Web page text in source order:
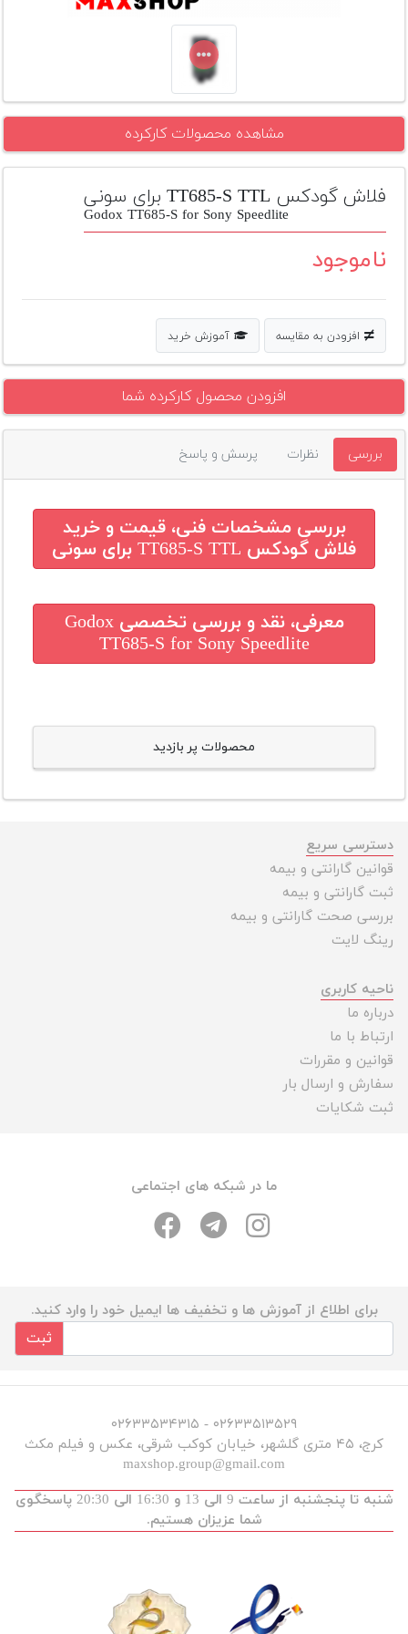
دست
دوم
قیمت
مشاهده محصولات کارکرده
فلاش گودکس TT685-S TTL برای سونی
Godox TT685-S for Sony Speedlite
ناموجود
افزودن به مقایسه آموزش خرید
افزودن محصول کارکرده شما
بررسی نظرات پرسش و پاسخ
بررسی مشخصات فنی، قیمت و خرید
فلاش گودکس TT685-S TTL برای سونی
معرفی، نقد و بررسی تخصصیGodox
TT685-S for Sony Speedlite
محصولات پر بازدید
دسترسی سریع
قوانین گارانتی و بیمه
ثبت گارانتی و بیمه
بررسی صحت گارانتی و بیمه
رینگ لایت
ناحیه کاربری
درباره ما
ارتباط با ما
قوانین و مقررات
سفارش و ارسال بار
ثبت شکایات
ما در شبکه های اجتماعی
برای اطلاع از آموزش ها و تخفیف ها ایمیل خود را وارد کنید.
ثبت
۰۲۶۳۳۵۱۳۵۲۹ - ۰۲۶۳۳۵۳۴۳۱۵
کرج، ۴۵ متری گلشهر، خیابان کوکب شرقی، عکس و فیلم مکث
maxshop.group@gmail.com
شنبه تا پنجشنبه از ساعت 9 الی 13 و 16:30 الی 20:30 پاسخگوی
شما عزیزان هستیم.